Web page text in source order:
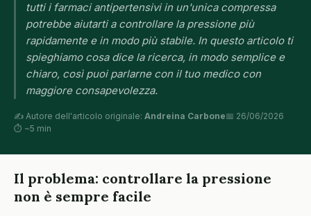
tutti i farmaci antipertensivi in un'unica compressa
potrebbe aiutarti a controllare la pressione più
rapidamente e in modo più stabile. In questo articolo ti
spieghiamo cosa dice la ricerca, in modo semplice e
chiaro, così puoi parlarne con il tuo medico con
maggiore consapevolezza.
✍️ Autore dell'articolo originale: Andreina Carbone📅 26/06/2026
⏱ ~5 min
Il problema: controllare la pressione
non è sempre facile